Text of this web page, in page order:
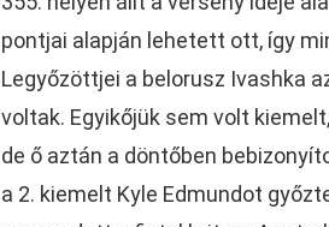
pontjai alapján lehetett ott, így
Legyőzöttjei a belorusz Ivashka
voltak. Egyikőjük sem volt
de ő aztán a döntőben
a 2. kiemelt Kyle Edmundot